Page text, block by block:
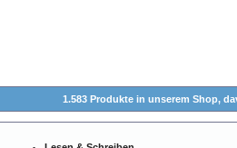
1.583 Produkte in unserem Shop,